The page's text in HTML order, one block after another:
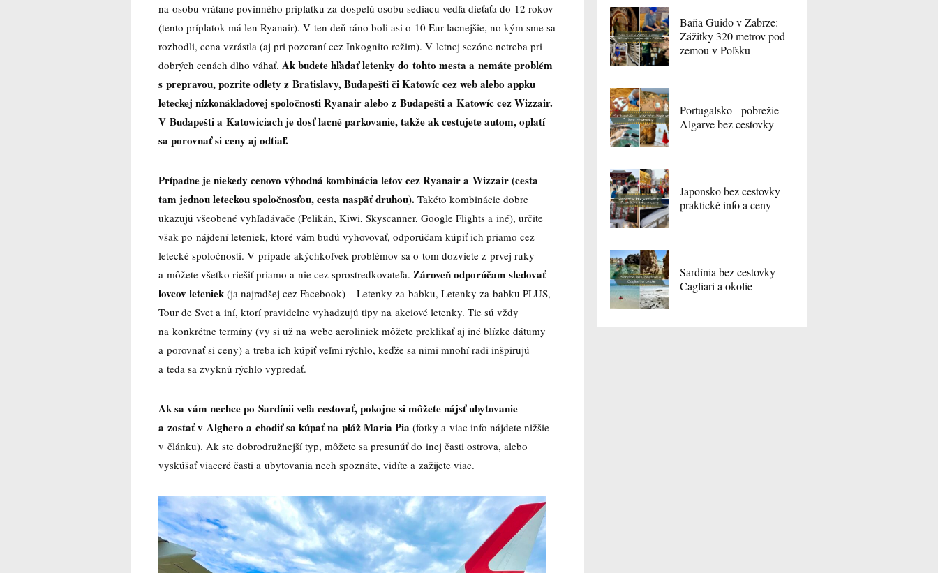
na osobu vrátane povinného príplatku za dospelú osobu sediacu vedľa dieťaťa do 12 rokov
(tento príplatok má len Ryanair). V ten deň ráno boli asi o 10 Eur lacnejšie, no kým sme sa
rozhodli, cena vzrástla (aj pri pozeraní cez Inkognito režim). V letnej sezóne netreba pri
dobrých cenách dlho váhať. Ak budete hľadať letenky do tohto mesta a nemáte problém
s prepravou, pozrite odlety z Bratislavy, Budapešti či Katowíc cez web alebo appku
leteckej nízkonákladovej spoločnosti Ryanair alebo z Budapešti a Katowíc cez Wizzair.
V Budapešti a Katowiciach je dosť lacné parkovanie, takže ak cestujete autom, oplatí
sa porovnať si ceny aj odtiaľ.
Prípadne je niekedy cenovo výhodná kombinácia letov cez Ryanair a Wizzair (cesta
tam jednou leteckou spoločnosťou, cesta naspäť druhou). Takéto kombinácie dobre
ukazujú všeobené vyhľadávače (Pelikán, Kiwi, Skyscanner, Google Flights a iné), určite
však po nájdení leteniek, ktoré vám budú vyhovovať, odporúčam kúpiť ich priamo cez
letecké spoločnosti. V prípade akýchkoľvek problémov sa o tom dozviete z prvej ruky
a môžete všetko riešiť priamo a nie cez sprostredkovateľa. Zároveň odporúčam sledovať
lovcov leteniek (ja najradšej cez Facebook) – Letenky za babku, Letenky za babku PLUS,
Tour de Svet a iní, ktorí pravidelne vyhadzujú tipy na akciové letenky. Tie sú vždy
na konkrétne termíny (vy si už na webe aeroliniek môžete preklikať aj iné blízke dátumy
a porovnať si ceny) a treba ich kúpiť veľmi rýchlo, keďže sa nimi mnohí radi inšpirujú
a teda sa zvyknú rýchlo vypredať.
Ak sa vám nechce po Sardínii veľa cestovať, pokojne si môžete nájsť ubytovanie
a zostať v Alghero a chodiť sa kúpať na pláž Maria Pia (fotky a viac info nájdete nižšie
v článku). Ak ste dobrodružnejší typ, môžete sa presunúť do inej časti ostrova, alebo
vyskúšať viaceré časti a ubytovania nech spoznáte, vidíte a zažijete viac.
Baňa Guido v Zabrze:
Zážitky 320 metrov pod
zemou v Poľsku
Portugalsko - pobrežie
Algarve bez cestovky
Japonsko bez cestovky -
praktické info a ceny
Sardínia bez cestovky -
Cagliari a okolie